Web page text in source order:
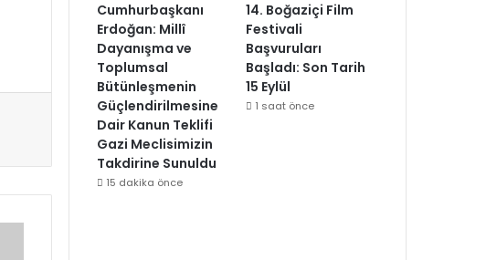
Cumhurbaşkanı
Erdoğan: Millî
Dayanışma ve
Toplumsal
Bütünleşmenin
Güçlendirilmesine
Dair Kanun Teklifi
Gazi Meclisimizin
Takdirine Sunuldu
15 dakika önce
14. Boğaziçi Film
Festivali
Başvuruları
Başladı: Son Tarih
15 Eylül
1 saat önce